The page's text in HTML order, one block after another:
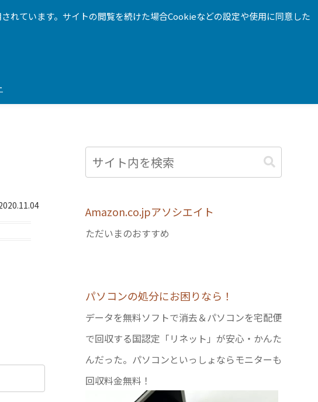
パソコン お問合せ
得ています
Amazon.co.jpアソシエイト
ただいまのおすすめ
パソコンの処分にお困りなら！
データを無料ソフトで消去＆パソコンを宅配便
で回収する国認定「リネット」が安心・かんた
んだった。パソコンといっしょならモニターも
回収料金無料！
れています。サイトの閲覧を続けた場合Cookieなどの設定や使用に同意した